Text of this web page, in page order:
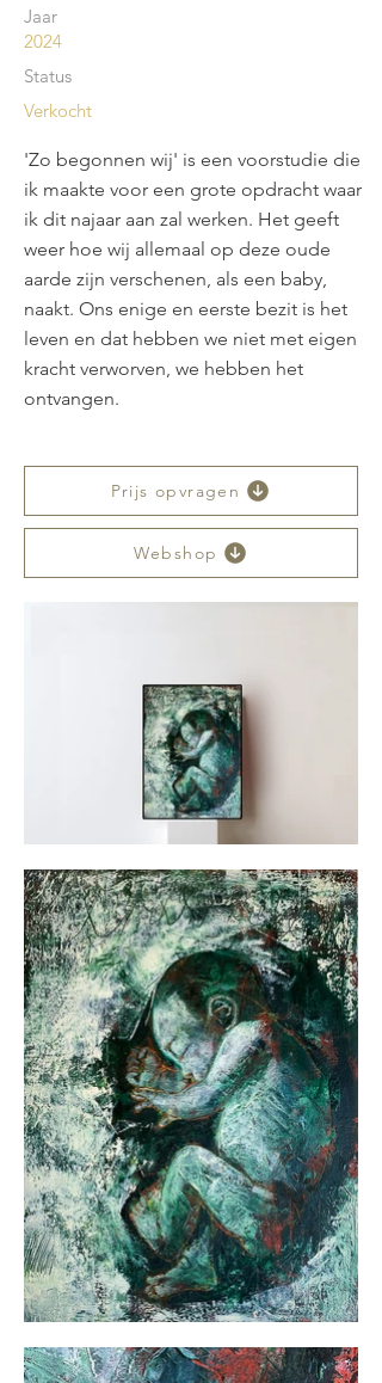
Jaar
2024
Status
Verkocht
'Zo begonnen wij' is een voorstudie die
ik maakte voor een grote opdracht waar
ik dit najaar aan zal werken. Het geeft
weer hoe wij allemaal op deze oude
aarde zijn verschenen, als een baby,
naakt. Ons enige en eerste bezit is het
leven en dat hebben we niet met eigen
kracht verworven, we hebben het
ontvangen.
Prijs opvragen
Webshop